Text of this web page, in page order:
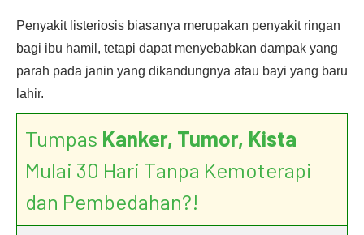
Penyakit listeriosis biasanya merupakan penyakit ringan
bagi ibu hamil, tetapi dapat menyebabkan dampak yang
parah pada janin yang dikandungnya atau bayi yang baru
lahir.
Tumpas Kanker, Tumor, Kista
Mulai 30 Hari Tanpa Kemoterapi
dan Pembedahan?!